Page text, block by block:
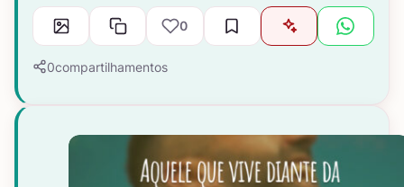
0
0compartilhamentos